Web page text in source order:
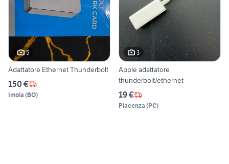
5
Adattatore Ethernet Thunderbolt
150 €
Imola (BO)
3
Apple adattatore
thunderbolt/ethernet
19 €
Piacenza (PC)